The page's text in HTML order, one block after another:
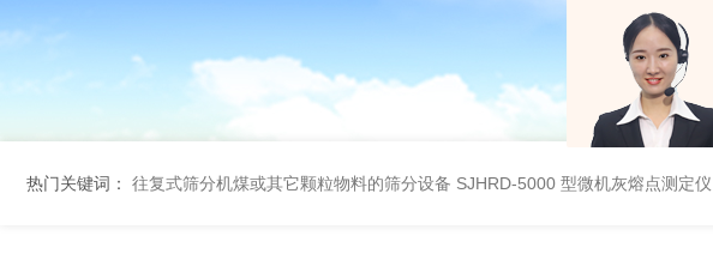
热门关键词： 往复式筛分机煤或其它颗粒物料的筛分设备 SJHRD-5000 型微机灰熔点测定仪